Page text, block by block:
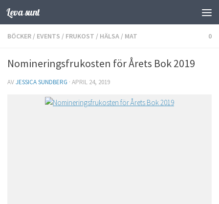
Hoppa till innehåll
Leva sunt
BÖCKER / EVENTS / FRUKOST / HÄLSA / MAT 0
Nomineringsfrukosten för Årets Bok 2019
AVJESSICA SUNDBERG · APRIL 24, 2019